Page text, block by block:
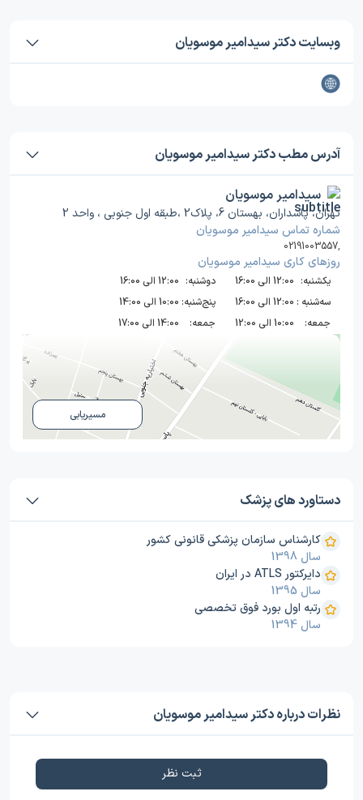
وبسایت دکتر سیدامیر موسویان
آدرس مطب دکتر سیدامیر موسویان
سیدامیر موسویان
تهران، پاسداران، بهستان 6، پلاک2 ،طبقه اول جنوبی ، واحد 2
شماره تماس سیدامیر موسویان
02191003557,
روز‌های کاری سیدامیر موسویان
یکشنبه: 12:00 الی 16:00 دوشنبه: 12:00 الی 16:00
سه‌شنبه : 12:00 الی 16:00 پنج‌شنبه: 10:00 الی 14:00
جمعه:
10:00 الی 12:00 جمعه: 14:00 الی 17:00
مسیریابی
دستاورد های پزشک
کارشناس سازمان پزشکی قانونی کشور
سال 1398
دایرکتور ATLS در ایران
سال 1395
رتبه اول بورد فوق تخصصی
سال 1394
نظرات درباره دکتر سیدامیر موسویان
ثبت نظر